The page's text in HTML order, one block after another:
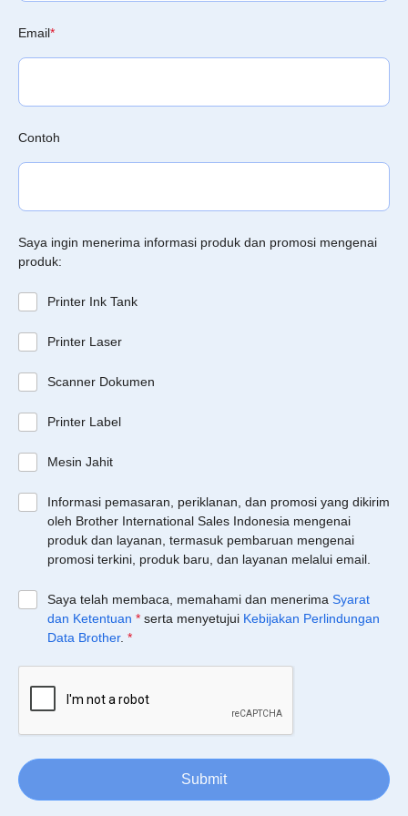
Email*
Contoh
Saya ingin menerima informasi produk dan promosi mengenai
produk:
Printer Ink Tank
Printer Laser
Scanner Dokumen
Printer Label
Mesin Jahit
Informasi pemasaran, periklanan, dan promosi yang dikirim
oleh Brother International Sales Indonesia mengenai
produk dan layanan, termasuk pembaruan mengenai
promosi terkini, produk baru, dan layanan melalui email.
Saya telah membaca, memahami dan menerima Syarat
dan Ketentuan * serta menyetujui Kebijakan Perlindungan
Data Brother. *
Submit